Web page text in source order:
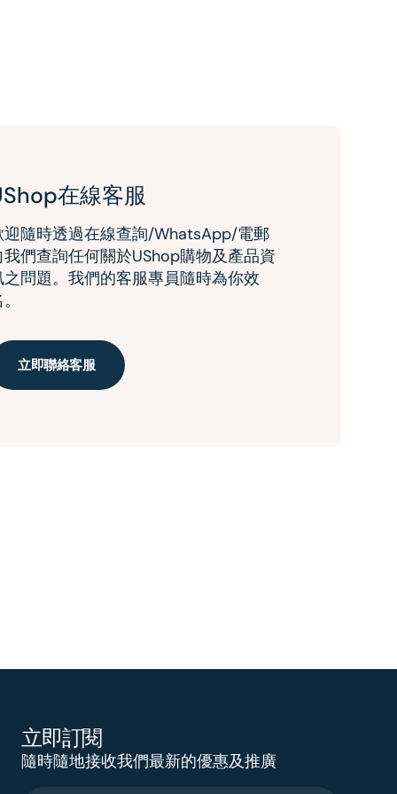
在線客服
迎隨時透過在線查詢/WhatsApp/電郵
我們查詢任何關於UShop購物及產品資
之問題。我們的客服專員隨時為你效
立即聯絡客服
立即訂閱
隨時隨地接收我們最新的優惠及推廣